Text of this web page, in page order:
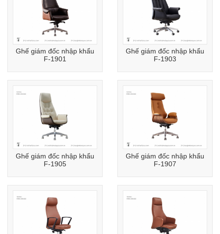
Ghế giám đốc nhập khẩu
F-1901
Ghế giám đốc nhập khẩu
F-1903
Ghế giám đốc nhập khẩu
F-1905
Ghế giám đốc nhập khẩu
F-1907